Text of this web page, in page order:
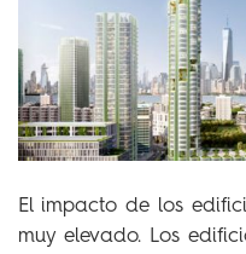
El impacto de los
muy elevado. Los